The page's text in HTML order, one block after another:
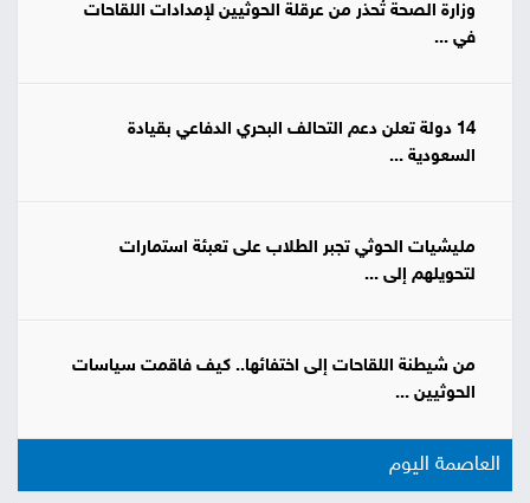
وزارة الصحة تُحذر من عرقلة الحوثيين لإمدادات اللقاحات
في ...
14 دولة تعلن دعم التحالف البحري الدفاعي بقيادة
السعودية ...
مليشيات الحوثي تجبر الطلاب على تعبئة استمارات
لتحويلهم إلى ...
من شيطنة اللقاحات إلى اختفائها.. كيف فاقمت سياسات
الحوثيين ...
العاصمة اليوم